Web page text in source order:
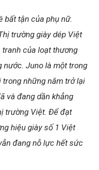
bất tận của phụ nữ.
trường giày dép Việt
của loạt thương
nước. Juno là một trong
những năm trở lại
và đang dần khẳng
trường Việt. Để đạt
hiệu giày số 1 Việt
đang nỗ lực hết sức